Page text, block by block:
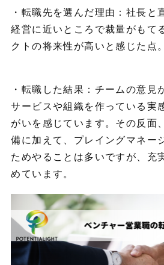
・転職先を選んだ理由：社長と
経営に近いところで裁量がもて
クトの将来性が高いと感じた点。
・転職した結果：チームの意見
サービスや組織を作っている実
がいを感じています。その反面
備に加えて、プレイングマネー
ためやることは多いですが、充
めています。